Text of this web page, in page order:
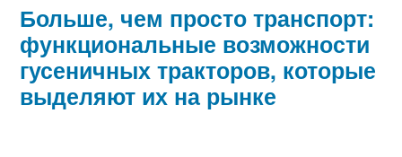
Больше, чем просто транспорт:
функциональные возможности
гусеничных тракторов, которые
выделяют их на рынке